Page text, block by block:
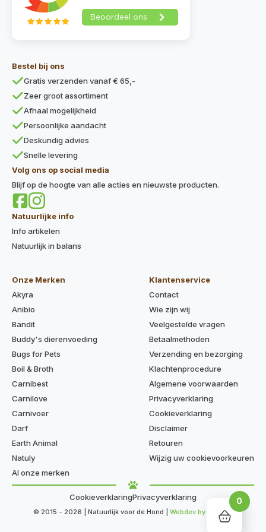
0
Bestel bij ons
Gratis verzenden vanaf € 65,-
Zeer groot assortiment
Afhaal mogelijkheid
Persoonlijke aandacht
Deskundig advies
Snelle levering
Volg ons op social media
Blijf op de hoogte van alle acties en nieuwste producten.
Natuurlijke info
Info artikelen
Natuurlijk in balans
Onze Merken
Akyra
Anibio
Bandit
Buddy's dierenvoeding
Bugs for Pets
Boil & Broth
Carnibest
Carnilove
Carnivoer
Darf
Earth Animal
Natuly
Al onze merken
Klantenservice
Contact
Wie zijn wij
Veelgestelde vragen
Betaalmethoden
Verzending en bezorging
Klachtenprocedure
Algemene voorwaarden
Privacyverklaring
Cookieverklaring
Disclaimer
Retouren
Wijzig uw cookievoorkeuren
© 2015 - 2026 | Natuurlijk voor de Hond | Webdev by Kaige.nl
CookieverklaringPrivacyverklaring